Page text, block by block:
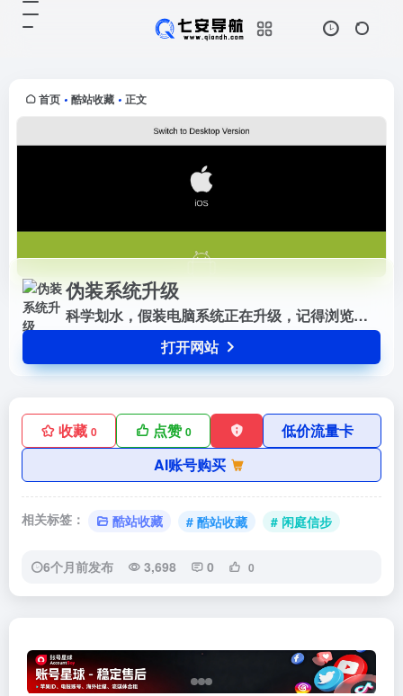
首页 • 酷站收藏 • 正文
伪装系统升级
科学划水，假装电脑系统正在升级，记得浏览器F11全屏。
打开网站
收藏 0 点赞0
低价流量卡
AI账号购买
相关标签： 酷站收藏 # 酷站收藏 # 闲庭信步
6个月前发布 3,698 0 0